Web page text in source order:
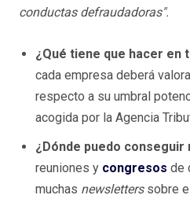
conductas defraudadoras".
¿Qué tiene que hacer en
cada empresa deberá
respecto a su umbral
acogida por la Agencia
¿Dónde puedo
reuniones y congresos de
muchas newsletterssobre